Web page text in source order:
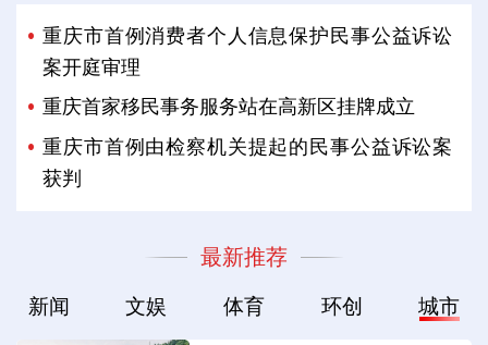
重庆市首例消费者个人信息保护民事公益诉讼
案开庭审理
重庆首家移民事务服务站在高新区挂牌成立
重庆市首例由检察机关提起的民事公益诉讼案
获判
最新推荐
新闻 文娱 体育 环创 城市